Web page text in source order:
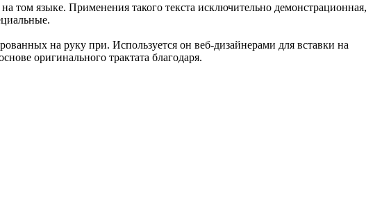
том языке. Применения такого текста исключительно демонстрационная,
на руку при. Используется он веб-дизайнерами для вставки на
оригинального трактата благодаря.